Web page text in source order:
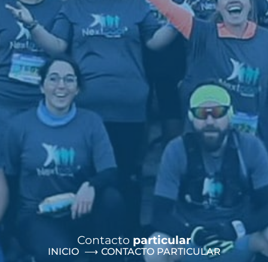
Contacto particular
INICIO CONTACTO PARTICULAR